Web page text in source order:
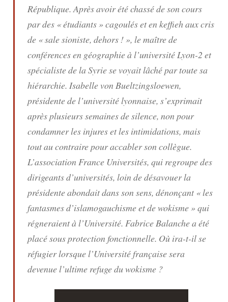
République. Après avoir été chassé de son cours
par des « étudiants » cagoulés et en keffieh aux cris
de « sale sioniste, dehors ! », le maître de
conférences en géographie à l’université Lyon-2 et
spécialiste de la Syrie se voyait lâché par toute sa
hiérarchie. Isabelle von Bueltzingsloewen,
présidente de l’université lyonnaise, s’exprimait
après plusieurs semaines de silence, non pour
condamner les injures et les intimidations, mais
tout au contraire pour accabler son collègue.
L’association France Universités, qui regroupe des
dirigeants d’universités, loin de désavouer la
présidente abondait dans son sens, dénonçant « les
fantasmes d’islamogauchisme et de wokisme » qui
régneraient à l’Université. Fabrice Balanche a été
placé sous protection fonctionnelle. Où ira-t-il se
réfugier lorsque l’Université française sera
devenue l’ultime refuge du wokisme ?